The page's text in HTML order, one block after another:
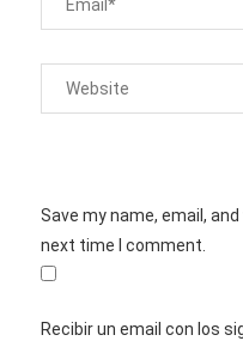
Save my name, email,
next time I comment.
Recibir un email con los